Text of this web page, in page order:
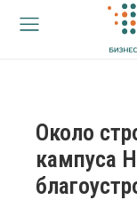
Около
кампуса